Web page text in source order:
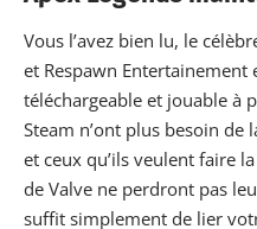
Vous l’avez bien lu, le
et Respawn Entertainement
téléchargeable et jouable à
Steam n’ont plus besoin
et ceux qu’ils veulent faire
de Valve ne perdront pas
suffit simplement de lier